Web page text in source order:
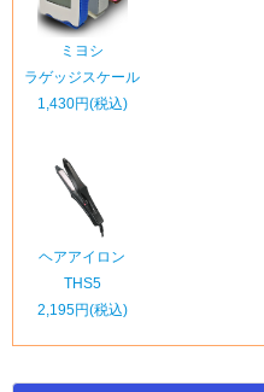
ミヨシ
ラゲッジスケール
1,430円(税込)
ヘアアイロン
THS5
2,195円(税込)